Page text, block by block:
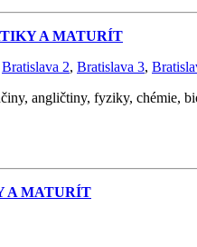
A MATURÍT
Bratislava 2, Bratislava 3,
angličtiny, fyziky, chémie,
A MATURÍT